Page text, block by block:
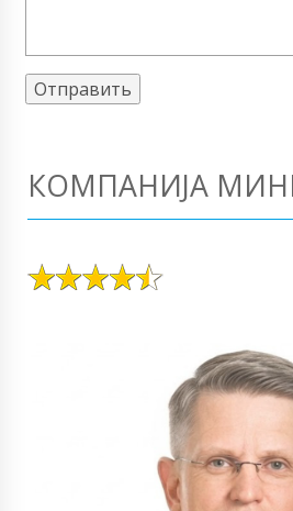
КОМПАНИЈА